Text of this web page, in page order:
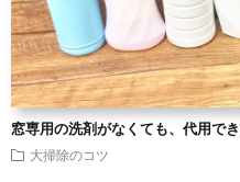
窓専用の洗剤がなくても、代用で
大掃除のコツ